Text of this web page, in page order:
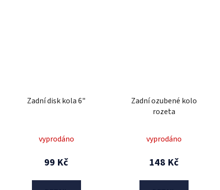
Zadní disk kola 6"
vyprodáno
99 Kč
Zadní ozubené kolo
rozeta
vyprodáno
148 Kč